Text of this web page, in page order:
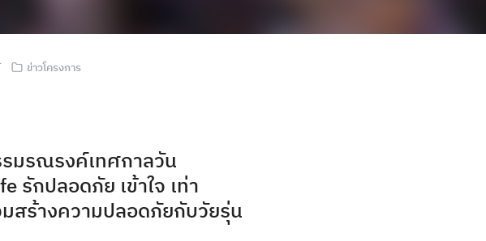
ข่าวโครงการ
มรณรงค์เทศกาลวัน
รักปลอดภัย เข้าใจ เท่า
สร้างความปลอดภัยกับวัยรุ่น